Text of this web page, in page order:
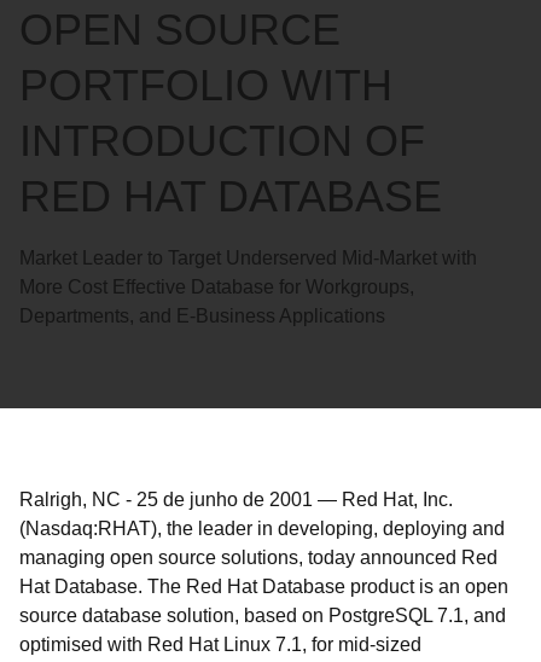
OPEN SOURCE
PORTFOLIO WITH
INTRODUCTION OF
RED HAT DATABASE
Market Leader to Target Underserved Mid-Market with
More Cost Effective Database for Workgroups,
Departments, and E-Business Applications
Ralrigh, NC - 25 de junho de 2001 — Red Hat, Inc.
(Nasdaq:RHAT), the leader in developing, deploying and
managing open source solutions, today announced Red
Hat Database. The Red Hat Database product is an open
source database solution, based on PostgreSQL 7.1, and
optimised with Red Hat Linux 7.1, for mid-sized